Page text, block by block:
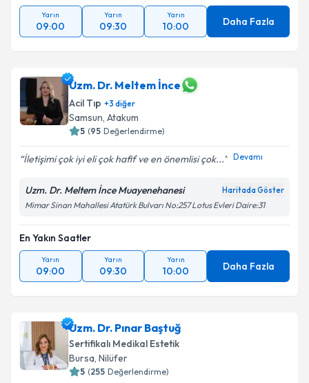
Yarın
09:00
Yarın
09:30
Yarın
10:00 Daha Fazla
Uzm. Dr. Meltem İnce
Acil Tıp +3 diğer
Samsun, Atakum
5 (95 Değerlendirme)
İletişimi çok iyi eli çok hafif ve en önemlisi çok... Devamı
Uzm. Dr. Meltem İnce Muayenehanesi Haritada Göster
Mimar Sinan Mahallesi Atatürk Bulvarı No:257 Lotus Evleri Daire:31
En Yakın Saatler
Yarın
09:00
Yarın
09:30
Yarın
10:00 Daha Fazla
Uzm. Dr. Pınar Baştuğ
Sertifikalı Medikal Estetik
Bursa, Nilüfer
5 (255 Değerlendirme)